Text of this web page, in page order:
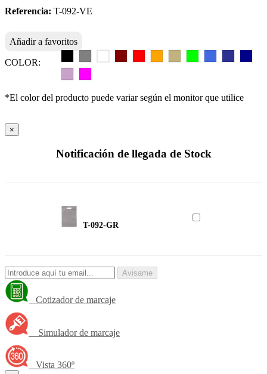
Referencia: T-092-VE
Añadir a favoritos
COLOR:
*El color del producto puede variar según el monitor que utilice
×
Notificación de llegada de Stock
T-092-GR
Avisame
Cotizador de marcaje
Simulador de marcaje
Vista 360º